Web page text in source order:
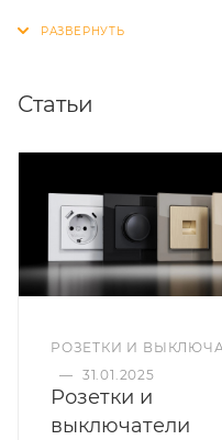
Статьи
РОЗЕТКИ И
— 31.01.2025
Розетки и
выключатели